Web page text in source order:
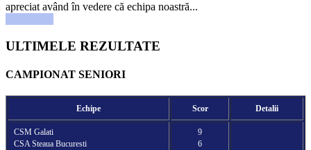
apreciat având în vedere că echipa noastră...
ULTIMELE REZULTATE
CAMPIONAT SENIORI
Echipe Scor Detalii
CSM Galati
CSA Steaua Bucuresti
9
6